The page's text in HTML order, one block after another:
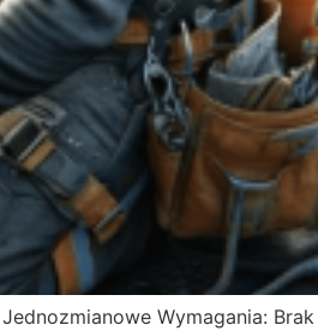
Wymagania: